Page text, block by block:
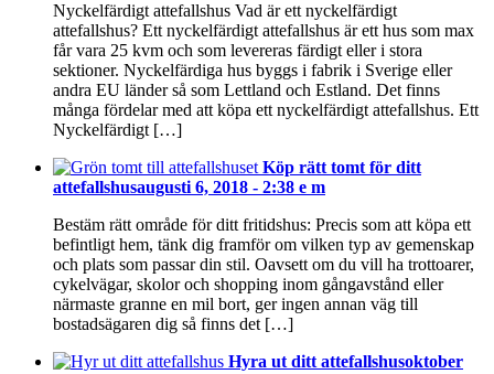
Nyckelfärdigt attefallshus Vad är ett nyckelfärdigt
attefallshus? Ett nyckelfärdigt attefallshus är ett hus som max
får vara 25 kvm och som levereras färdigt eller i stora
sektioner. Nyckelfärdiga hus byggs i fabrik i Sverige eller
andra EU länder så som Lettland och Estland. Det finns
många fördelar med att köpa ett nyckelfärdigt attefallshus. Ett
Nyckelfärdigt […]
Köp rätt tomt för ditt
attefallshusaugusti 6, 2018 - 2:38 e m
Bestäm rätt område för ditt fritidshus: Precis som att köpa ett
befintligt hem, tänk dig framför om vilken typ av gemenskap
och plats som passar din stil. Oavsett om du vill ha trottoarer,
cykelvägar, skolor och shopping inom gångavstånd eller
närmaste granne en mil bort, ger ingen annan väg till
bostadsägaren dig så finns det […]
Hyra ut ditt attefallshusoktober